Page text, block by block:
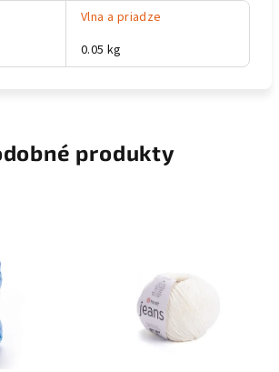
Vlna a priadze
0.05 kg
produkty